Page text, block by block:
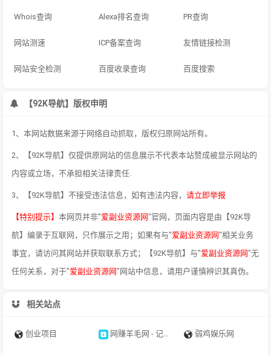
Whois查询 Alexa排名查询 PR查询
网站测速 ICP备案查询 友情链接检测
网站安全检测 百度收录查询 百度搜索
【92K导航】版权申明
1、本网站数据来源于网络自动抓取，版权归原网站所有。
2、【92K导航】仅提供原网站的信息展示不代表本站赞成被显示网站的
内容或立场，不承担相关法律责任.
3、【92K导航】不接受违法信息，如有违法内容， 请立即举报
【特别提示】 本网页并非"爱副业资源网"官网，页面内容是由【92K导
航】编录于互联网，只作展示之用；如果有与"爱副业资源网"相关业务
事宜，请访问其网站并获取联系方式；【92K导航】与"爱副业资源网"无
任何关系，对于"爱副业资源网"网站中信息，请用户谨慎辨识其真伪。
相关站点
创业项目 网赚羊毛网 - 记得保存哦 弱鸡娱乐网